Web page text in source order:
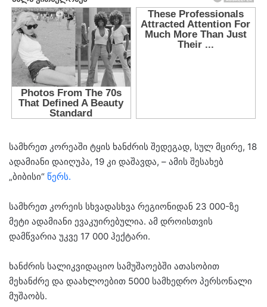
სამხრეთ კორეაში ტყის ხანძრის შედეგად, სულ მცირე, 18
ადამიანი დაიღუპა, 19 კი დაშავდა, – ამის შესახებ
„ბიბისი“ წერს.
სამხრეთ კორეის სხვადასხვა რეგიონიდან 23 000-ზე
მეტი ადამიანი ევაკუირებულია. ამ დროისთვის
დამწვარია უკვე 17 000 ჰექტარი.
ხანძრის სალიკვიდაციო სამუშაოებში ათასობით
მეხანძრე და დაახლოებით 5000 სამხედრო პერსონალი
მუშაობს.